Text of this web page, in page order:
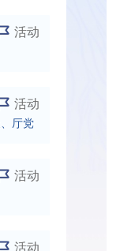
活动
活动
厅党
活动
活动